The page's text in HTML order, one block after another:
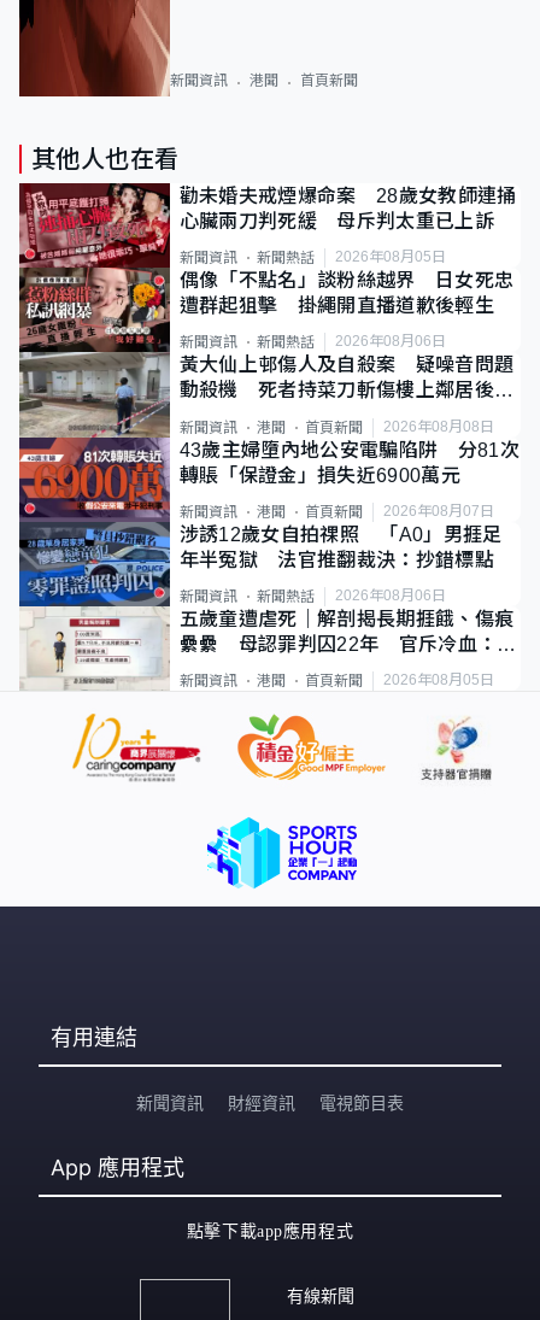
新聞資訊 港聞 首頁新聞
其他人也在看
勸未婚夫戒煙爆命案 28歲女教師連捅
心臟兩刀判死緩 母斥判太重已上訴
新聞資訊 新聞熱話 2026年08月05日
偶像「不點名」談粉絲越界 日女死忠
遭群起狙擊 掛繩開直播道歉後輕生
新聞資訊 新聞熱話 2026年08月06日
黃大仙上邨傷人及自殺案 疑噪音問題
動殺機 死者持菜刀斬傷樓上鄰居後墮
新聞資訊 港聞 首頁新聞 2026年08月08日
43歲主婦墮內地公安電騙陷阱 分81次
轉賬「保證金」損失近6900萬元
新聞資訊 港聞 首頁新聞 2026年08月07日
涉誘12歲女自拍祼照 「A0」男捱足
年半冤獄 法官推翻裁決：抄錯標點
新聞資訊 新聞熱話 2026年08月06日
五歲童遭虐死｜解剖揭長期捱餓、傷痕
纍纍 母認罪判囚22年 官斥冷血：同
類案最惡劣
新聞資訊 港聞 首頁新聞 2026年08月05日
有用連結
新聞資訊 財經資訊 電視節目表
App 應用程式
點擊下載app應用程式
有線新聞